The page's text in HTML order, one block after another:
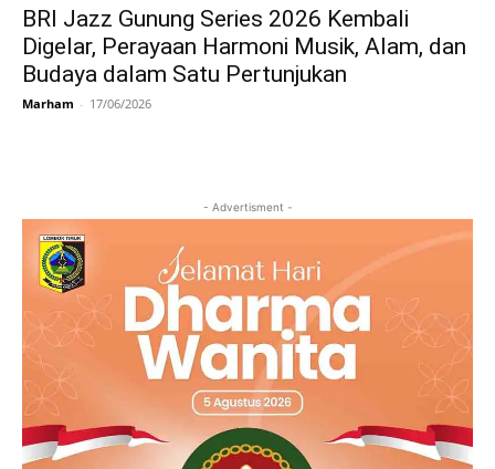
BRI Jazz Gunung Series 2026 Kembali
Digelar, Perayaan Harmoni Musik, Alam, dan
Budaya dalam Satu Pertunjukan
Marham - 17/06/2026
- Advertisment -